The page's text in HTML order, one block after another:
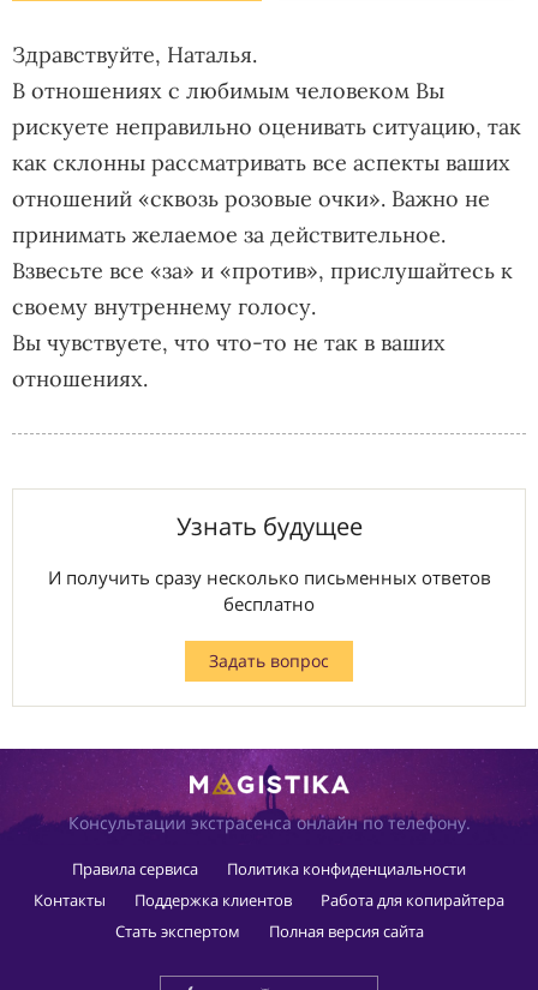
Здравствуйте, Наталья.
В отношениях с любимым человеком Вы
рискуете неправильно оценивать ситуацию, так
как склонны рассматривать все аспекты ваших
отношений «сквозь розовые очки». Важно не
принимать желаемое за действительное.
Взвесьте все «за» и «против», прислушайтесь к
своему внутреннему голосу.
Вы чувствуете, что что-то не так в ваших
отношениях.
Узнать будущее
И получить сразу несколько письменных ответов
бесплатно
Задать вопрос
Консультации экстрасенса онлайн по телефону.
Правила сервиса
Политика конфиденциальности
Контакты
Поддержка клиентов
Работа для копирайтера
Стать экспертом
Полная версия сайта